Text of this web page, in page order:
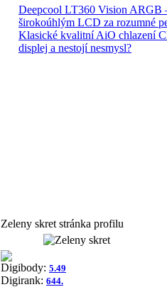
Deepcool LT360 Vision ARGB
širokoúhlým LCD za rozumné
Klasické kvalitní AiO chlazení
displej a nestojí nesmysl?
Zeleny skret stránka profilu
Digibody: 5.49
Digirank: 644.